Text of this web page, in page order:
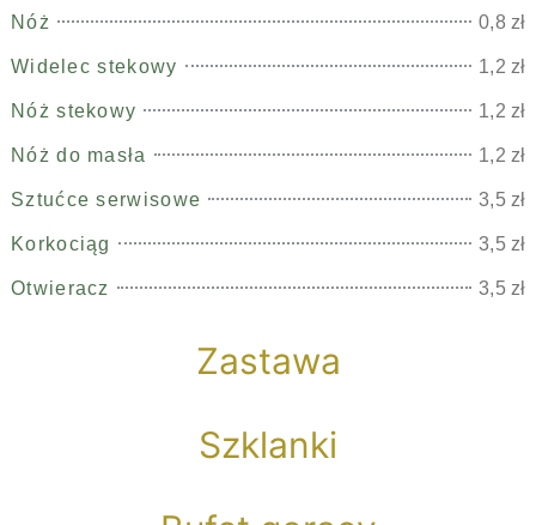
Nóż 0,8 zł
Widelec stekowy 1,2 zł
Nóż stekowy 1,2 zł
Nóż do masła 1,2 zł
Sztućce serwisowe 3,5 zł
Korkociąg 3,5 zł
Otwieracz 3,5 zł
Zastawa
Szklanki